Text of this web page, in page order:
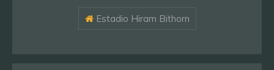
Estadio Hiram Bithorn